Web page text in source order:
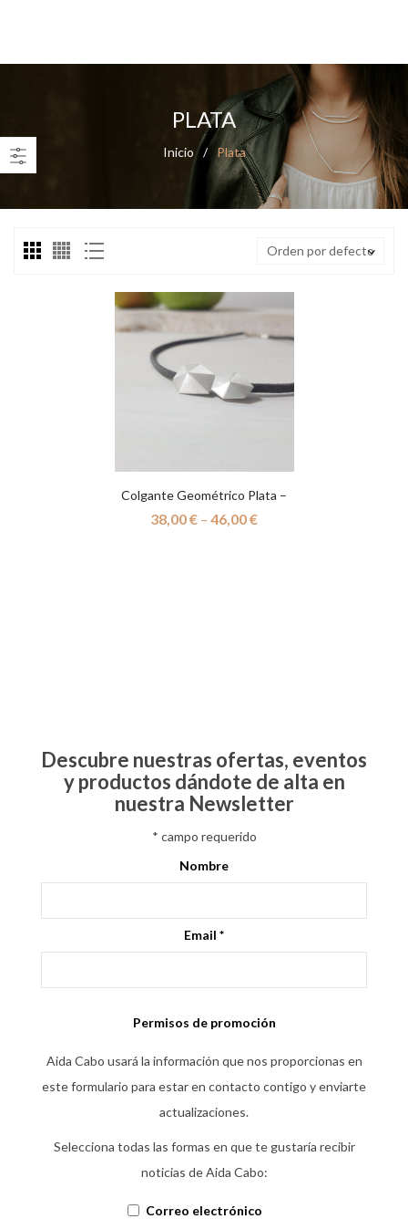
PLATA
Inicio / Plata
Orden por defecto
Colgante Geométrico Plata –
38,00€ – 46,00€
Descubre nuestras ofertas, eventos
y productos dándote de alta en
nuestra Newsletter
* campo requerido
Nombre
Email *
Permisos de promoción
Aida Cabo usará la información que nos proporcionas en
este formulario para estar en contacto contigo y enviarte
actualizaciones.
Selecciona todas las formas en que te gustaría recibir
noticias de Aida Cabo:
Correo electrónico